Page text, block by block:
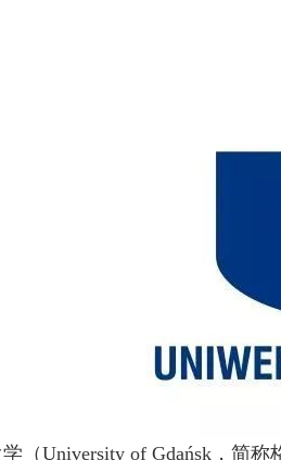
（University of Gdańsk，简